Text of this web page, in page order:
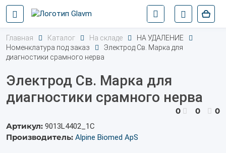
Главная Каталог На складе
НА УДАЛЕНИЕ
Номенклатура под заказ
Электрод Св. Марка для
диагностики срамного нерва
Электрод Св. Марка для
диагностики срамного нерва
0 0
0
Артикул: 9013L4402_1С
Производитель: Alpine Biomed ApS